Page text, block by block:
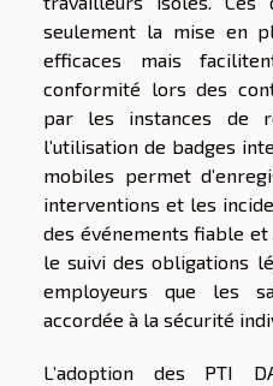
seulement la mise en
efficaces mais
conformité lors des
par les instances de
l’utilisation de badges
mobiles permet
interventions et les
des événements fiable
le suivi des obligations
employeurs que les
accordée à la sécurité
L’adoption des PTI